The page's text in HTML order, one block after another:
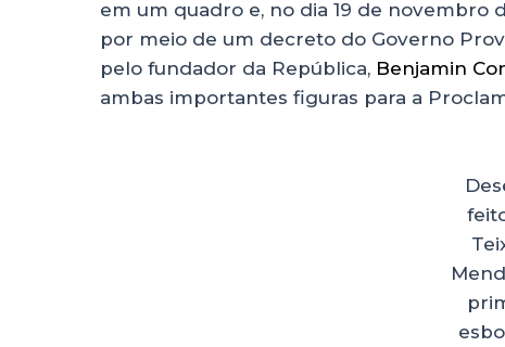
em um quadro e, no dia 19 de novembro
por meio de um decreto do Governo
pelo fundador da República, Benjamin
ambas importantes figuras para a